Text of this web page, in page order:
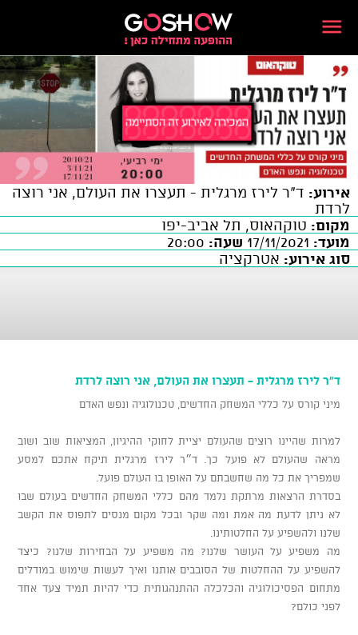
אירוע: ד"ר לירז מרגלית - תעצרו את העולם, אני רוצה
לרדת
מקום: טוקהאוס, תל אביב-יפו
מועד:
שעה:
סוג אירוע: אטרקציה
ד"ר לירז מרגלית - תעצרו את העולם, אני רוצה לרדת
מיני קורס על כללי המשחק החדשים, טכנולוגיה ונפש האדם
למרות שהיינו רוצים שהעולם יציית לחוקי ההיגיון, המציאות שוב ושוב
מראה שהעולם לא פועל כך. ד״ר לירז מרגלית תיקח אתכם למסע
שמפריך את כל מה שחשבתם על האופן בו העולם פועל.
בסדרת הרצאות מרתקת נלמד מהם כללי המשחק החדשים בעולם שבו
לא ניתן לדעת מה אמת ומה שקר ובכל מקום מנסים לתפוס את הקשב
שלנו ולהשפיע על החלטותינו.
מה משפיע על העושר שלנו? מה משפיע על הבחירות שלנו? כיצד
להשפיע על ההחלטות של הסובבים אותנו ואיך לעשות שימוש במודלים
מתחום הפסיכולוגיה והכלכלה ההתנהגותית כדי להיות תמיד צעד אחד
לפני כולם?